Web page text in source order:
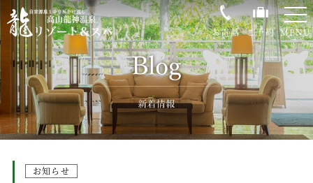
お電話 ご予約
-
-
-
MENU
0120-35-0843
龍リゾート＆スパの魅力
客室
お知らせ